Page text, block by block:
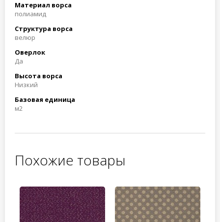
Материал ворса
полиамид
Структура ворса
велюр
Оверлок
Да
Высота ворса
Низкий
Базовая единица
м2
Похожие товары